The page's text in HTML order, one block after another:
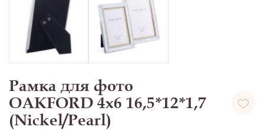
Рамка для фото
OAKFORD 4x6 16,5*12*1,7
(Nickel/Pearl)